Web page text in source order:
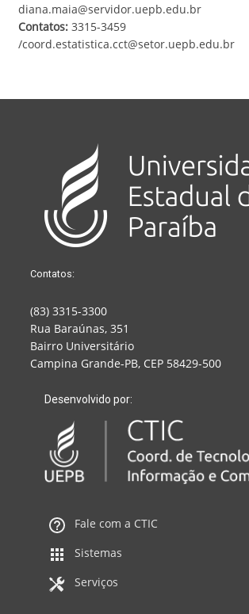
diana.maia@servidor.uepb.edu.br
Contatos: 3315-3459
/coord.estatistica.cct@setor.uepb.edu.br
Contatos:
(83) 3315-3300
Rua Baraúnas, 351
Bairro Universitário
Campina Grande-PB, CEP 58429-500
Desenvolvido por:
Fale com a CTIC
Sistemas
Serviços